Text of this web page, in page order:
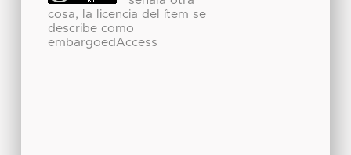
cosa, la licencia del ítem se
describe como
embargoedAccess